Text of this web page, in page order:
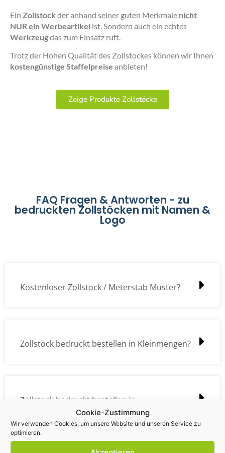
Cookie-Zustimmung
Wir verwenden Cookies, um unsere Website und unseren Service zu
optimieren.
Ein Zollstock der anhand seiner guten Merkmale nicht
NUR ein Werbeartikel ist. Sondern auch ein echtes
Werkzeugdas zum Einsatz ruft.
Trotz der Hohen Qualität des Zollstockes können wir Ihnen
kostengünstige Staffelpreise anbieten!
Zeige Produkte Zollstöcke
FAQ Fragen & Antworten - zu
bedruckten Zollstöcken mit Namen &
Logo
Kostenloser Zollstock / Meterstab Muster?
Zollstock bedruckt bestellen in Kleinmengen?
Zollstock bedruckt bestellen in